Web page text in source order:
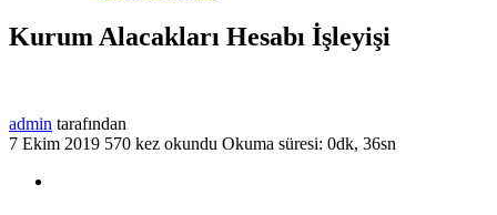
Kurum Alacakları Hesabı İşleyişi
admin tarafından
7 Ekim 2019 570 kez okundu Okuma süresi: 0dk, 36sn